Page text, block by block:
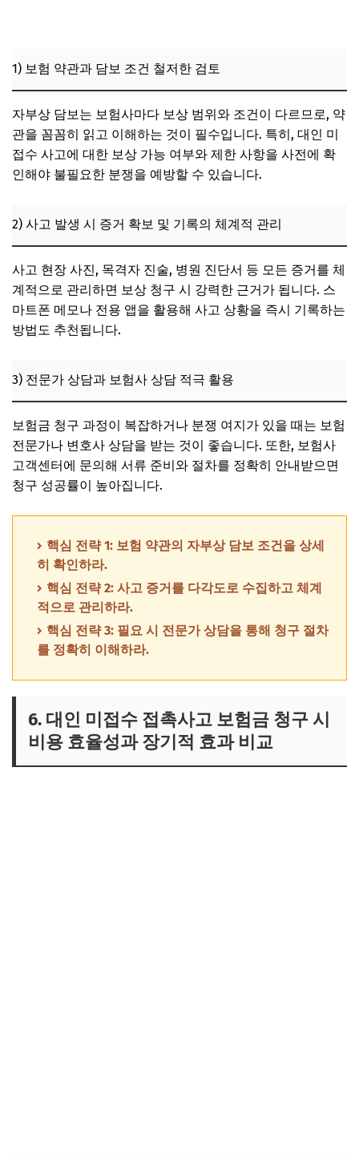
1) 보험 약관과 담보 조건 철저한 검토
자부상 담보는 보험사마다 보상 범위와 조건이 다르므로, 약
관을 꼼꼼히 읽고 이해하는 것이 필수입니다. 특히, 대인 미
접수 사고에 대한 보상 가능 여부와 제한 사항을 사전에 확
인해야 불필요한 분쟁을 예방할 수 있습니다.
2) 사고 발생 시 증거 확보 및 기록의 체계적 관리
사고 현장 사진, 목격자 진술, 병원 진단서 등 모든 증거를 체
계적으로 관리하면 보상 청구 시 강력한 근거가 됩니다. 스
마트폰 메모나 전용 앱을 활용해 사고 상황을 즉시 기록하는
방법도 추천됩니다.
3) 전문가 상담과 보험사 상담 적극 활용
보험금 청구 과정이 복잡하거나 분쟁 여지가 있을 때는 보험
전문가나 변호사 상담을 받는 것이 좋습니다. 또한, 보험사
고객센터에 문의해 서류 준비와 절차를 정확히 안내받으면
청구 성공률이 높아집니다.
핵심 전략 1: 보험 약관의 자부상 담보 조건을 상세
히 확인하라.
핵심 전략 2: 사고 증거를 다각도로 수집하고 체계
적으로 관리하라.
핵심 전략 3: 필요 시 전문가 상담을 통해 청구 절차
를 정확히 이해하라.
6. 대인 미접수 접촉사고 보험금 청구 시
비용 효율성과 장기적 효과 비교